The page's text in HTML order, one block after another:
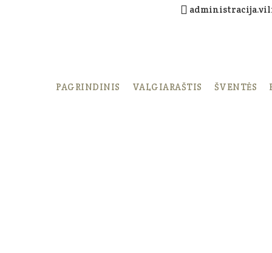
PAGRINDINIS VALGIARAŠTIS ŠVENTĖS